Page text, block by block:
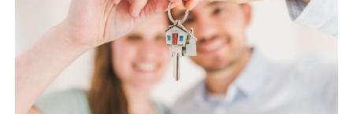
NOS AGENCES
Qui Sommes Nous
Nous Rejoindre
Nos Actualités